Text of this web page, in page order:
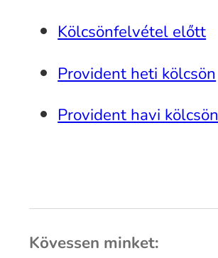
Kölcsönfelvétel előtt
Provident heti kölcsön
Provident havi kölcsön
Kövessen minket: